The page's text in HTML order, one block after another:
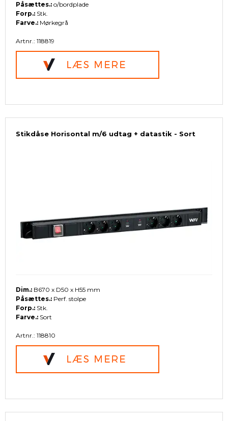
Påsættes.: o/bordplade
Forp.: Stk.
Farve.: Mørkegrå
Artnr.: 118819
Stikdåse Horisontal m/6 udtag + datastik - Sort
Dim.: B670 x D50 x H55 mm
Påsættes.: Perf. stolpe
Forp.: Stk.
Farve.: Sort
Artnr.: 118810